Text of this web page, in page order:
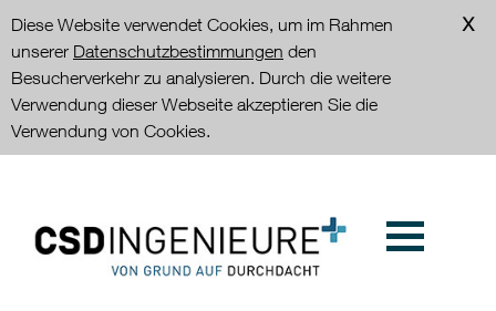
Diese Website verwendet Cookies, um im Rahmen
unserer Datenschutzbestimmungen den
Besucherverkehr zu analysieren. Durch die weitere
Verwendung dieser Webseite akzeptieren Sie die
Verwendung von Cookies.